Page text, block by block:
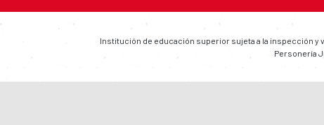
Institución de educación superior sujeta a la inspección y
Personería